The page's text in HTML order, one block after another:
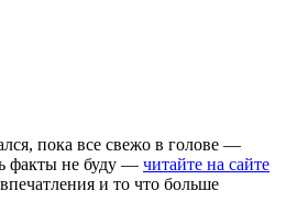
пока все свежо в голове —
факты не буду — читайте на сайте
впечатления и то что больше